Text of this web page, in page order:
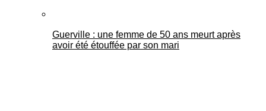
Guerville : une femme de 50 ans meurt après
avoir été étouffée par son mari